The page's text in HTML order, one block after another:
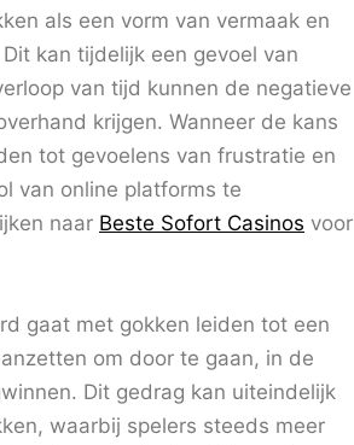
als een vorm van vermaak en
kan tijdelijk een gevoel van
van tijd kunnen de negatieve
krijgen. Wanneer de kans
tot gevoelens van frustratie en
van online platforms te
naar Beste Sofort Casinos voor
gaat met gokken leiden tot een
om door te gaan, in de
Dit gedrag kan uiteindelijk
waarbij spelers steeds meer